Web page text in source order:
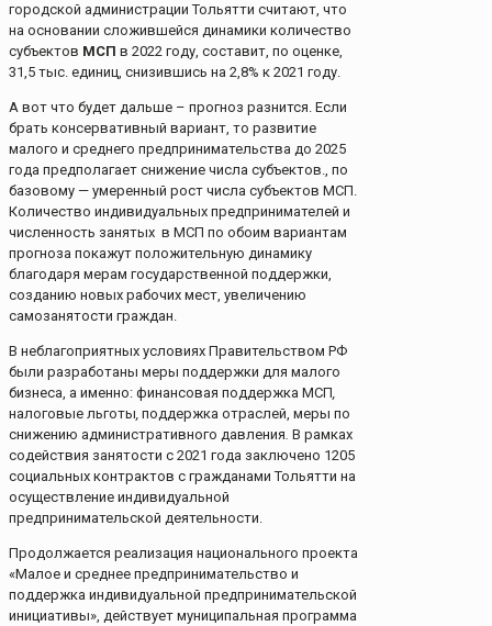
городской администрации Тольятти считают, что
на основании сложившейся динамики количество
субъектов МСП в 2022 году, составит, по оценке,
31,5 тыс. единиц, снизившись на 2,8% к 2021 году.
А вот что будет дальше – прогноз разнится. Если
брать консервативный вариант, то развитие
малого и среднего предпринимательства до 2025
года предполагает снижение числа субъектов., по
базовому — умеренный рост числа субъектов МСП.
Количество индивидуальных предпринимателей и
численность занятых в МСП по обоим вариантам
прогноза покажут положительную динамику
благодаря мерам государственной поддержки,
созданию новых рабочих мест, увеличению
самозанятости граждан.
В неблагоприятных условиях Правительством РФ
были разработаны меры поддержки для малого
бизнеса, а именно: финансовая поддержка МСП,
налоговые льготы, поддержка отраслей, меры по
снижению административного давления. В рамках
содействия занятости с 2021 года заключено 1205
социальных контрактов с гражданами Тольятти на
осуществление индивидуальной
предпринимательской деятельности.
Продолжается реализация национального проекта
«Малое и среднее предпринимательство и
поддержка индивидуальной предпринимательской
инициативы», действует муниципальная программа